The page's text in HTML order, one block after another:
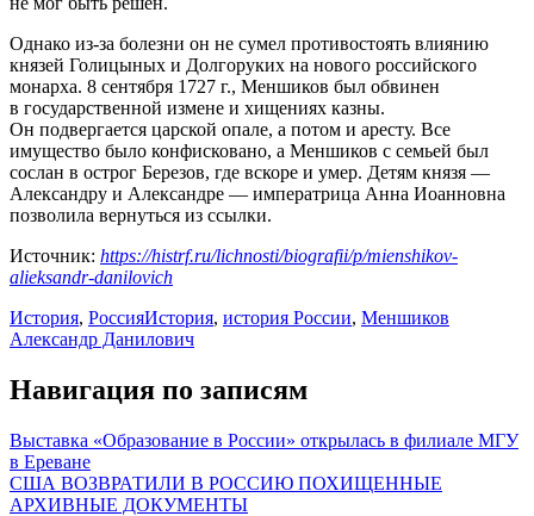
Однако из-за болезни он не сумел противостоять влиянию
князей Голицыных и Долгоруких на нового российского
монарха. 8 сентября 1727 г., Меншиков был обвинен
в государственной измене и хищениях казны.
Он подвергается царской опале, а потом и аресту. Все
имущество было конфисковано, а Меншиков с семьей был
сослан в острог Березов, где вскоре и умер. Детям князя —
Александру и Александре — императрица Анна Иоанновна
позволила вернуться из ссылки.
Источник: https://histrf.ru/lichnosti/biografii/p/mienshikov-
alieksandr-danilovich
История, РоссияИстория, история России, Меншиков
Александр Данилович
Навигация по записям
Выставка «Образование в России» открылась в филиале МГУ
в Ереване
США ВОЗВРАТИЛИ В РОССИЮ ПОХИЩЕННЫЕ
АРХИВНЫЕ ДОКУМЕНТЫ